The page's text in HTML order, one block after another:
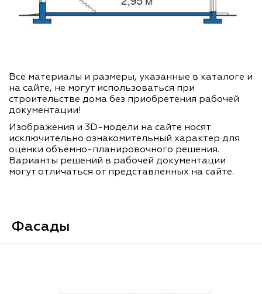
Все материалы и размеры, указанные в каталоге и
на сайте, не могут использоваться при
строительстве дома без приобретения рабочей
документации!
Изображения и 3D-модели на сайте носят
исключительно ознакомительный характер для
оценки объемно-планировочного решения.
Варианты решений в рабочей документации
могут отличаться от представленных на сайте.
Фасады